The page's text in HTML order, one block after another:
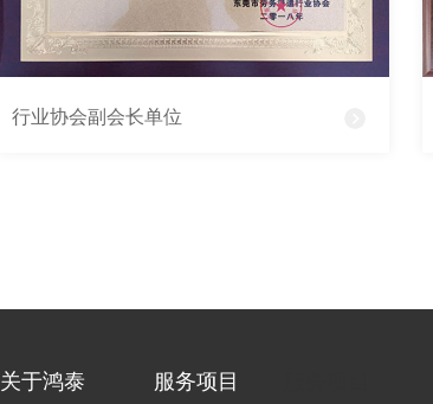
行业协会副会长单位
关于鸿泰 服务项目